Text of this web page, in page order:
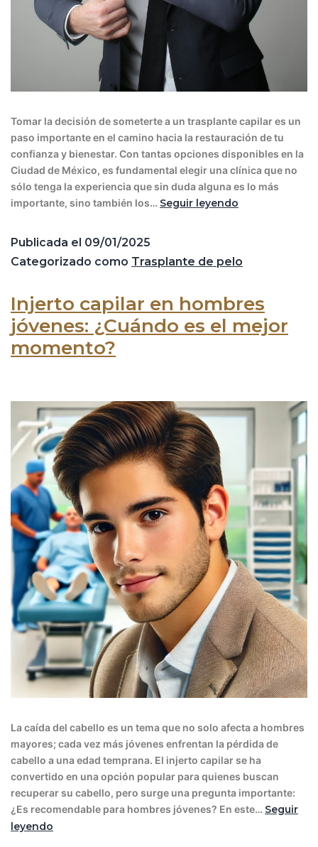
Tomar la decisión de someterte a un trasplante capilar es un
paso importante en el camino hacia la restauración de tu
confianza y bienestar. Con tantas opciones disponibles en la
Ciudad de México, es fundamental elegir una clínica que no
sólo tenga la experiencia que sin duda alguna es lo más
importante, sino también los… Seguir leyendo
Publicada el 09/01/2025
Categorizado como Trasplante de pelo
Injerto capilar en hombres
jóvenes: ¿Cuándo es el mejor
momento?
La caída del cabello es un tema que no solo afecta a hombres
mayores; cada vez más jóvenes enfrentan la pérdida de
cabello a una edad temprana. El injerto capilar se ha
convertido en una opción popular para quienes buscan
recuperar su cabello, pero surge una pregunta importante:
¿Es recomendable para hombres jóvenes? En este… Seguir
leyendo